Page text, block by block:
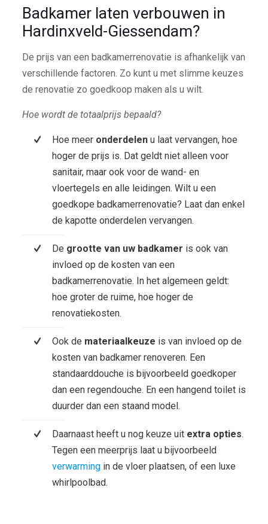
Badkamer laten verbouwen in
Hardinxveld-Giessendam?
De prijs van een badkamerrenovatie is afhankelijk van
verschillende factoren. Zo kunt u met slimme keuzes
de renovatie zo goedkoop maken als u wilt.
Hoe wordt de totaalprijs bepaald?
Hoe meer onderdelenu laat vervangen, hoe
hoger de prijs is. Dat geldt niet alleen voor
sanitair, maar ook voor de wand- en
vloertegels en alle leidingen. Wilt u een
goedkope badkamerrenovatie? Laat dan enkel
de kapotte onderdelen vervangen.
De grootte van uw badkamer is ook van
invloed op de kosten van een
badkamerrenovatie. In het algemeen geldt:
hoe groter de ruime, hoe hoger de
renovatiekosten.
Ook de materiaalkeuze is van invloed op de
kosten van badkamer renoveren. Een
standaarddouche is bijvoorbeeld goedkoper
dan een regendouche. En een hangend toilet is
duurder dan een staand model.
Daarnaast heeft u nog keuze uit extra opties.
Tegen een meerprijs laat u bijvoorbeeld
verwarmingin de vloer plaatsen, of een luxe
whirlpoolbad.